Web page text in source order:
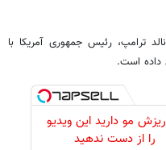
ترامپ، رئیس جمهوری آمریکا با
است.
مو دارید این ویدیو
را از دست ندهید